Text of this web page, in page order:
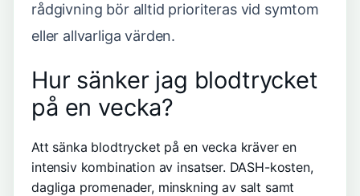
rådgivning bör alltid prioriteras vid symtom
eller allvarliga värden.
Hur sänker jag blodtrycket
på en vecka?
Att sänka blodtrycket på en vecka kräver en
intensiv kombination av insatser. DASH-kosten,
dagliga promenader, minskning av salt samt